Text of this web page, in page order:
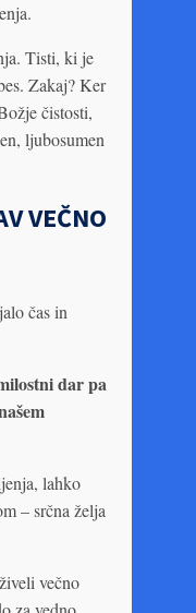
Tisti, ki je
Zakaj? Ker
čistosti,
ljubosumen
VEČNO
čas in
dar pa
lahko
– srčna želja
večno